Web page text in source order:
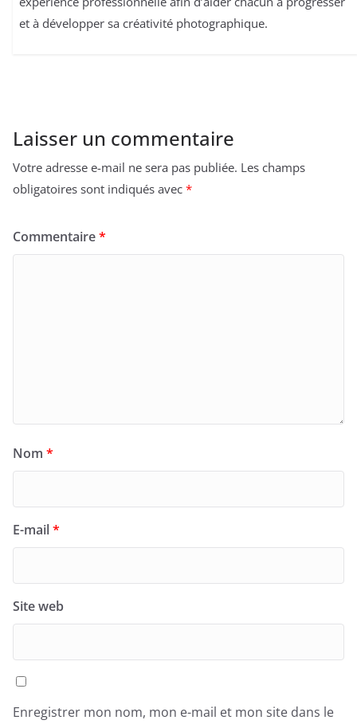
et à développer sa créativité photographique.
Laisser un commentaire
Votre adresse e-mail ne sera pas publiée. Les champs
obligatoires sont indiqués avec *
Commentaire*
Nom *
E-mail*
Site web
Enregistrer mon nom, mon e-mail et mon site dans le